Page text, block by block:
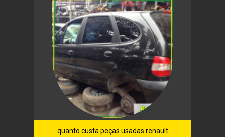
quanto custa peças usadas renault